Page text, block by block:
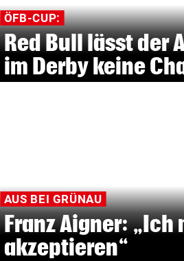
ÖFB-CUP:
Red Bull lässt der
im Derby keine
AUS BEI GRÜNAU
Franz Aigner: „Ich
akzeptieren“